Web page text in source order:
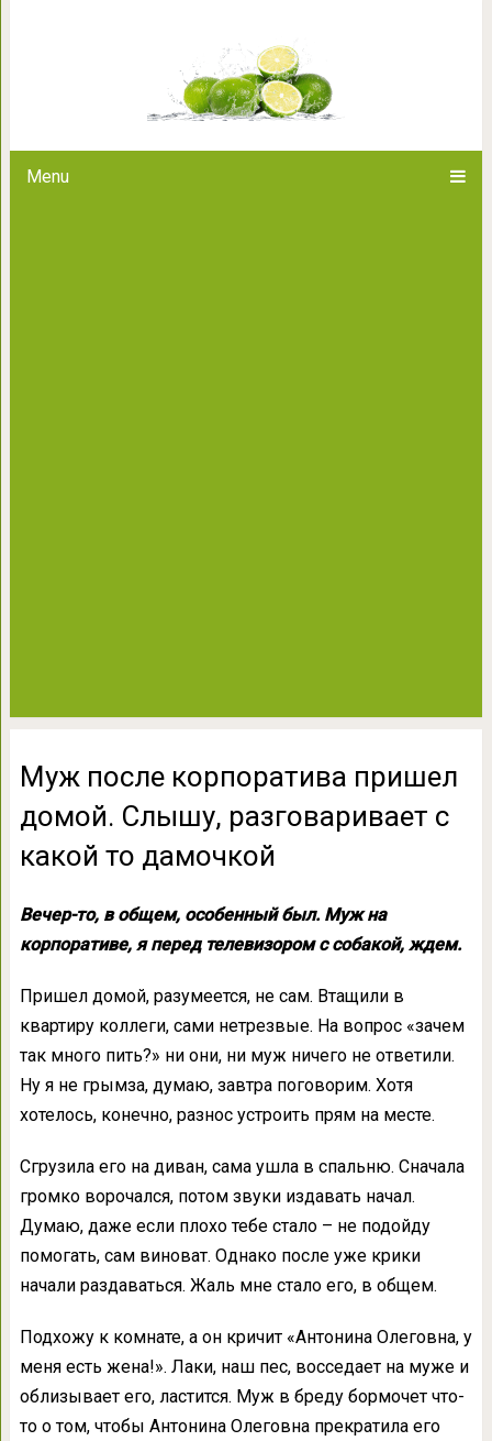
Menu
разговаривает с
Муж после корпоратива пришел
домой. Слышу, разговаривает с
какой то дамочкой
Вечер-то, в общем, особенный был. Муж на
корпоративе, я перед телевизором с собакой, ждем.
Пришел домой, разумеется, не сам. Втащили в
квартиру коллеги, сами нетрезвые. На вопрос «зачем
так много пить?» ни они, ни муж ничего не ответили.
Ну я не грымза, думаю, завтра поговорим. Хотя
хотелось, конечно, разнос устроить прям на месте.
Сгрузила его на диван, сама ушла в спальню. Сначала
громко ворочался, потом звуки издавать начал.
Думаю, даже если плохо тебе стало – не подойду
помогать, сам виноват. Однако после уже крики
начали раздаваться. Жаль мне стало его, в общем.
Подхожу к комнате, а он кричит «Антонина Олеговна, у
меня есть жена!». Лаки, наш пес, восседает на муже и
облизывает его, ластится. Муж в бреду бормочет что-
то о том, чтобы Антонина Олеговна прекратила его